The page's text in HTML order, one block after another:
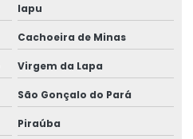
Iapu
Cachoeira de Minas
Virgem da Lapa
São Gonçalo do Pará
Piraúba